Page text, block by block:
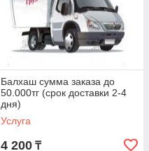
Балхаш сумма заказа до
50.000тг (срок доставки 2-4
дня)
Услуга
4 200 ₸